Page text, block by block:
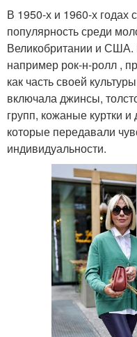
В 1950-х и 1960-х годах
популярность среди
Великобритании и
например рок-н-ролл ,
как часть своей
включала джинсы,
групп, кожаные куртки
которые передавали
индивидуальности.